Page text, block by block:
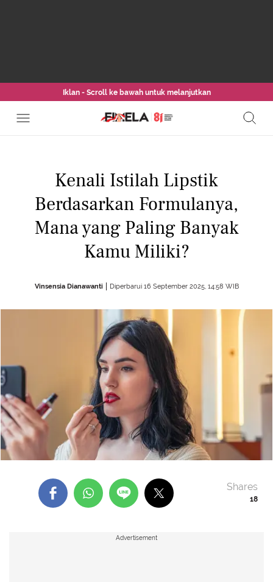
Iklan - Scroll ke bawah untuk melanjutkan
Kenali Istilah Lipstik
Berdasarkan Formulanya,
Mana yang Paling Banyak
Kamu Miliki?
Vinsensia Dianawanti Diperbarui 16 September 2025, 14:58 WIB
18
Shares
Advertisement